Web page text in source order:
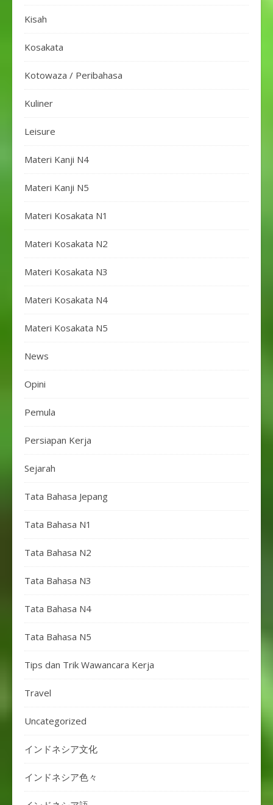
Kisah
Kosakata
Kotowaza / Peribahasa
Kuliner
Leisure
Materi Kanji N4
Materi Kanji N5
Materi Kosakata N1
Materi Kosakata N2
Materi Kosakata N3
Materi Kosakata N4
Materi Kosakata N5
News
Opini
Pemula
Persiapan Kerja
Sejarah
Tata Bahasa Jepang
Tata Bahasa N1
Tata Bahasa N2
Tata Bahasa N3
Tata Bahasa N4
Tata Bahasa N5
Tips dan Trik Wawancara Kerja
Travel
Uncategorized
インドネシア文化
インドネシア色々